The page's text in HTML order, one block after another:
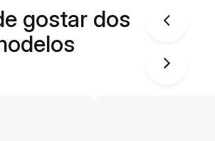
gostar dos